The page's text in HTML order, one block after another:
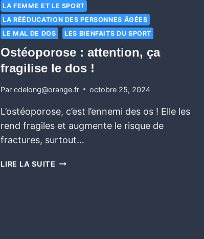
LA FEMME ET LE SPORT
LA RÉÉDUCATION DES PERSONNES ÂGÉES
LE MAL DE DOS
LES BIENFAITS DU SPORT
Ostéoporose : attention, ça
fragilise le dos !
Par cdelong@orange.fr octobre 25, 2024
L’ostéoporose, c’est l’ennemi des os ! Elle les
rend fragiles et augmente le risque de
fractures, surtout…
LIRE LA SUITE